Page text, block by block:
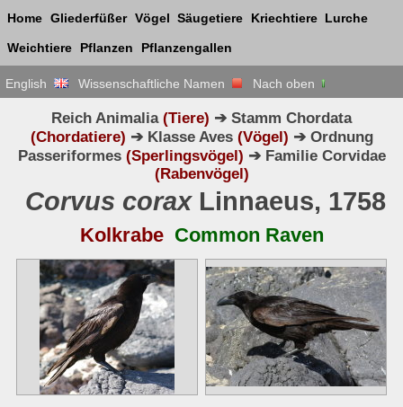
Home Gliederfüßer Vögel Säugetiere Kriechtiere Lurche
Weichtiere Pflanzen Pflanzengallen
English Wissenschaftliche Namen Nach oben
Reich Animalia(Tiere) ➔ Stamm Chordata
(Chordatiere) ➔ Klasse Aves(Vögel) ➔ Ordnung
Passeriformes(Sperlingsvögel) ➔ Familie Corvidae
(Rabenvögel)
Corvus corax Linnaeus, 1758
Kolkrabe Common Raven